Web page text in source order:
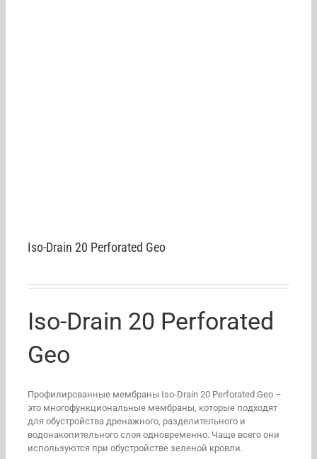
Iso-Drain 20 Perforated Geo
Iso-Drain 20 Perforated
Geo
Профилированные мембраны Iso-Drain 20 Perforated Geo –
это многофункциональные мембраны, которые подходят
для обустройства дренажного, разделительного и
водонакопительного слоя одновременно. Чаще всего они
используются при обустройстве зеленой кровли.